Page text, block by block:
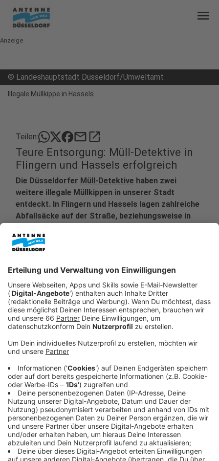
menu
Anzeige
© Landeshauptstadt Düsseldorf/Umweltamt
Illegale Müllkippe in Hassels
Teilen: mailopen_in_new
Teure Entsorgung: Müll-Detektive in
Flingern und Hassels erfolgreich
Die Düsseldorfer Müll-Detektive haben zwei
weitere illegale Müllkippen in unserer Stadt
entdeckt. In Flingern und Hassels lagen zahlreiche
Abfallsäcke auf der Straße, beziehungsweise in
konnten mittlerweile ermittelt werden und müssen
jetzt hohe Bußgelder zahlen.
Veröffentlicht:Donnerstag, 02.10.2025 12:56
Anzeige
Anzeige
2.000 Euro in Hassels und 1.500 Euro in Flingern: Diese
Bußgeldbescheide hat die Stadt verhängt. Am Flinger
Broich hatten die Detektive per Mail einen Hinweis auf
abgeladene Müllsäcke bekommen. Darin befanden
sich nicht nur Abfall sondern auch Briefe und
Unterlagen, so dass der Verursacher ausfindig
gemacht werden konnte.